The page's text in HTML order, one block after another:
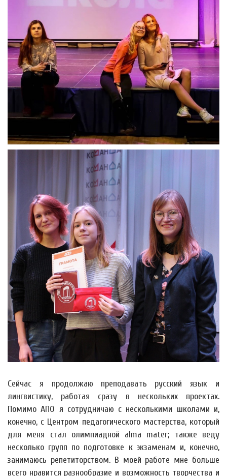
Сейчас я продолжаю преподавать русский язык и
лингвистику, работая сразу в нескольких проектах.
Помимо АПО я сотрудничаю с несколькими школами и,
конечно, с Центром педагогического мастерства, который
для меня стал олимпиадной alma mater; также веду
несколько групп по подготовке к экзаменам и, конечно,
занимаюсь репетиторством. В моей работе мне больше
всего нравится разнообразие и возможность творчества и